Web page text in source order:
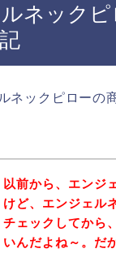
ネック
ネックピローの
以前から、エンジ
けど、エンジェル
チェックしてから
いんだよね～。だ